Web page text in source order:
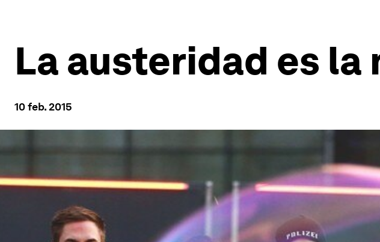
La austeridad es la
10 feb. 2015